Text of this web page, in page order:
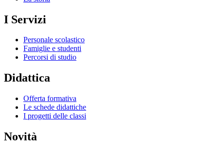
I Servizi
Personale scolastico
Famiglie e studenti
Percorsi di studio
Didattica
Offerta formativa
Le schede didattiche
I progetti delle classi
Novità